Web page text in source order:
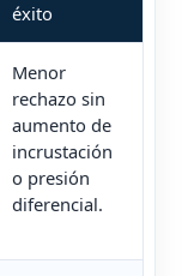
éxito
Menor
rechazo sin
aumento de
incrustación
o presión
diferencial.